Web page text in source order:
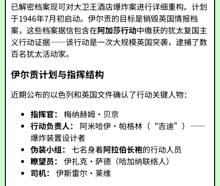
已解密档案现可对大卫王酒店爆炸案进行详细重构。计划
于1946年7月初启动。伊尔贡的目标是销毁英国情报档
案，这些档案据信包含在阿加莎行动中缴获的犹太复国主
义行动证据——该行动是一次大规模英国突袭，逮捕了数
百名犹太活动家。
伊尔贡计划与指挥结构
近期公布的以色列和英国文件确认了行动关键人物：
指挥官： 梅纳赫姆·贝京
行动负责人：
阿米哈伊·帕格林（“吉迪”）——
爆炸装置设计者
伪装小组： 七名身着阿拉伯长袍的行动人员
瞭望员： 伊扎克·萨德（哈加纳联络人）
司机： 伊斯雷尔·莱维